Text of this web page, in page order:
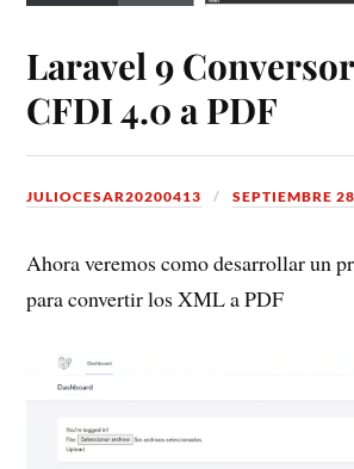
Laravel 9
CFDI 4.0 a PDF
JULIOCESAR20200413 SEPTIEMBRE
Ahora veremos como desarrollar un
para convertir los XML a PDF